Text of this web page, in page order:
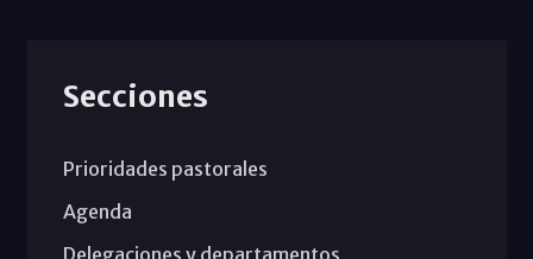
Secciones
Prioridades pastorales
Agenda